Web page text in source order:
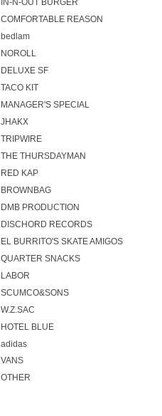
IN-N-OUT BURGER
COMFORTABLE REASON
bedlam
NOROLL
DELUXE SF
TACO KIT
MANAGER'S SPECIAL
JHAKX
TRIPWIRE
THE THURSDAYMAN
RED KAP
BROWNBAG
DMB PRODUCTION
DISCHORD RECORDS
EL BURRITO'S SKATE AMIGOS
QUARTER SNACKS
LABOR
SCUMCO&SONS
W.Z.SAC
HOTEL BLUE
adidas
VANS
OTHER